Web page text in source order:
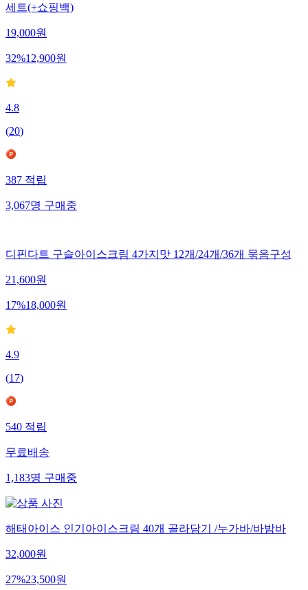
세트(+쇼핑백)
19,000원
32%12,900원
4.8
(20)
387적립
3,067명구매중
디핀다트 구슬아이스크림 4가지맛 12개/24개/36개 묶음구성
21,600원
17%18,000원
4.9
(17)
540적립
무료배송
1,183명구매중
해태아이스 인기아이스크림 40개 골라담기 /누가바/바밤바
32,000원
27%23,500원